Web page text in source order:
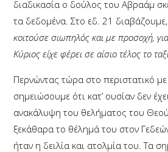
διαδικασία ο δούλος του Αβραάμ
τα δεδομένα. Στο εδ. 21 διαβάζουμε,
κοιτούσε σιωπηλός και με προσοχή,
Κύριος είχε φέρει σε αίσιο τέλος το
Περνώντας τώρα στο περιστατικό με
σημειώσουμε ότι κατ’ ουσίαν δεν
ανακάλυψη του θελήματος του
ξεκάθαρα το θέλημά του στον
ήταν η δειλία και ατολμία του. Τα